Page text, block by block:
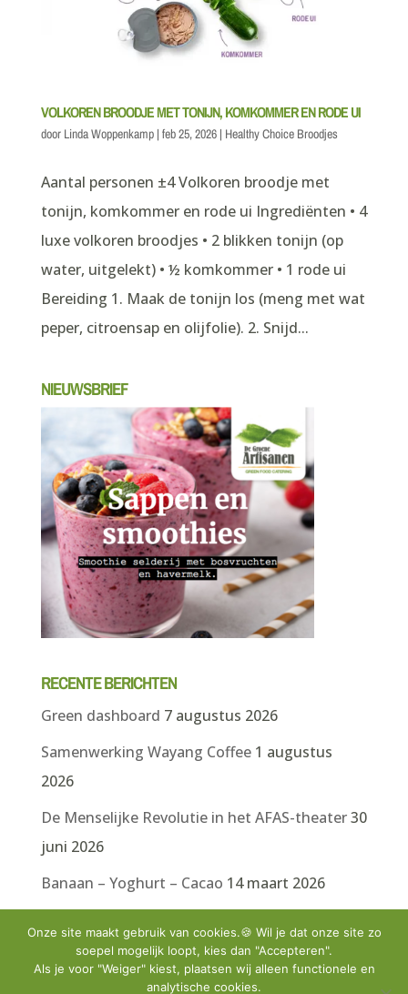
VOLKOREN BROODJE MET TONIJN, KOMKOMMER EN RODE UI
door Linda Woppenkamp| feb 25, 2026| Healthy Choice Broodjes
Aantal personen ±4 Volkoren broodje met
tonijn, komkommer en rode ui Ingrediënten • 4
luxe volkoren broodjes • 2 blikken tonijn (op
water, uitgelekt) • ½ komkommer • 1 rode ui
Bereiding 1. Maak de tonijn los (meng met wat
peper, citroensap en olijfolie). 2. Snijd...
NIEUWSBRIEF
RECENTE BERICHTEN
Green dashboard 7 augustus 2026
Samenwerking Wayang Coffee 1 augustus
2026
De Menselijke Revolutie in het AFAS-theater30
juni 2026
Banaan – Yoghurt – Cacao 14 maart 2026
Appel – Kaneel – Yoghurt14 maart 2026
Onze site maakt gebruik van cookies.🍪 Wil je dat onze site zo
soepel mogelijk loopt, kies dan "Accepteren".
Als je voor "Weiger" kiest, plaatsen wij alleen functionele en
analytische cookies.